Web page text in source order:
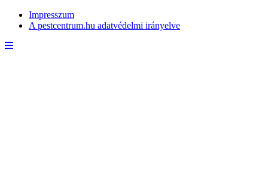
Impresszum
A pestcentrum.hu adatvédelmi irányelve